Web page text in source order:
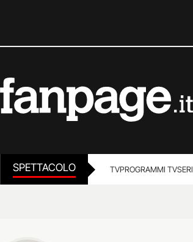
SPETTACOLO TVPROGRAMMI TV